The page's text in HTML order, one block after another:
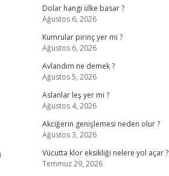
Dolar hangi ülke basar ?
Ağustos 6, 2026
Kumrular pirinç yer mi ?
Ağustos 6, 2026
Avlandım ne demek ?
Ağustos 5, 2026
Aslanlar leş yer mi ?
Ağustos 4, 2026
Akciğerin genişlemesi neden olur ?
Ağustos 3, 2026
Vücutta klor eksikliği nelere yol açar ?
Temmuz 29, 2026